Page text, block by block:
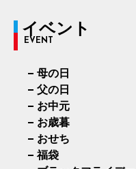
イベント
EVENT
母の日
父の日
お中元
お歳暮
おせち
福袋